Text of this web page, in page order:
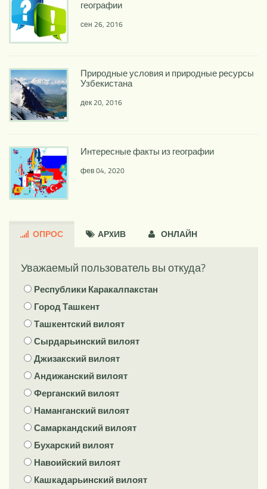
географии
сен 26, 2016
Природные условия и природные ресурсы
Узбекистана
дек 20, 2016
Интересные факты из географии
фев 04, 2020
ОПРОС АРXИВ ОНЛАЙН
Уважаемый пользователь вы откуда?
Республики Каракалпакстан
Город Ташкент
Ташкентский вилоят
Сырдарьинский вилоят
Джизакский вилоят
Андижанский вилоят
Ферганский вилоят
Наманганский вилоят
Самаркандский вилоят
Бухарский вилоят
Навоийский вилоят
Кашкадарьинский вилоят